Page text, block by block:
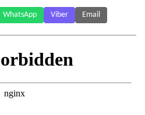
WhatsApp Viber Email